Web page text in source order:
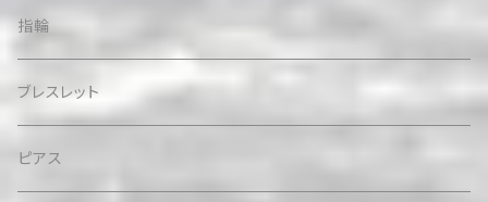
指輪
ブレスレット
ピアス